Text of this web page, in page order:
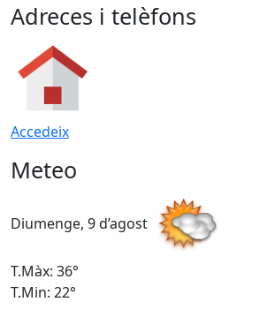
Adreces i telèfons
Accedeix
Meteo
Diumenge, 9 d’agost
T.Màx: 36°
T.Min: 22°